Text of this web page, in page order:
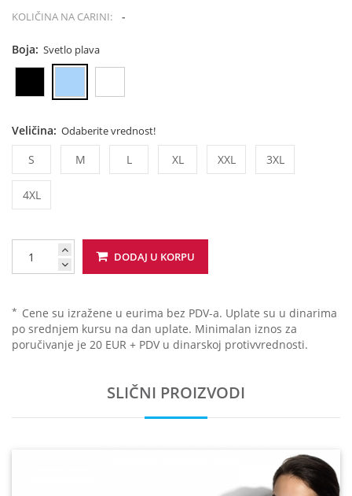
KOLIČINA NA CARINI: -
Boja: Svetlo plava
Veličina: Odaberite vrednost!
S M L XL XXL 3XL
4XL
DODAJ U KORPU
* Cene su izražene u eurima bez PDV-a. Uplate su u dinarima
po srednjem kursu na dan uplate. Minimalan iznos za
poručivanje je 20 EUR + PDV u dinarskoj protivvrednosti.
SLIČNI PROIZVODI